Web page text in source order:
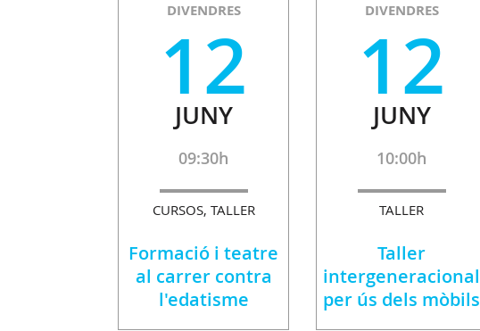
DIVENDRES
12
JUNY
09:30h
CURSOS, TALLER
Formació i teatre
al carrer contra
l'edatisme
DIVENDRES
12
JUNY
10:00h
TALLER
Taller
intergeneracional
per ús dels mòbils